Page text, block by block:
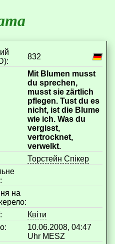
832
Mit Blumen musst
du sprechen,
musst sie zärtlich
pflegen. Tust du es
nicht, ist die Blume
wie ich. Was du
vergisst,
vertrocknet,
verwelkt.
Торстейн Спікер
на
Квіти
10.06.2008, 04:47
Uhr MESZ